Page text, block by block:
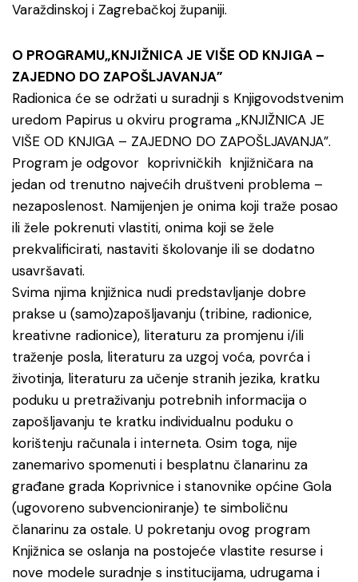
Varaždinskoj i Zagrebačkoj županiji.
O PROGRAMU„KNJIŽNICA JE VIŠE OD KNJIGA –
ZAJEDNO DO ZAPOŠLJAVANJA”
Radionica će se održati u suradnji s Knjigovodstvenim
uredom Papirus u okviru programa „KNJIŽNICA JE
VIŠE OD KNJIGA – ZAJEDNO DO ZAPOŠLJAVANJA”.
Program je odgovor koprivničkih knjižničara na
jedan od trenutno najvećih društveni problema –
nezaposlenost. Namijenjen je onima koji traže posao
ili žele pokrenuti vlastiti, onima koji se žele
prekvalificirati, nastaviti školovanje ili se dodatno
usavršavati.
Svima njima knjižnica nudi predstavljanje dobre
prakse u (samo)zapošljavanju (tribine, radionice,
kreativne radionice), literaturu za promjenu i/ili
traženje posla, literaturu za uzgoj voća, povrća i
životinja, literaturu za učenje stranih jezika, kratku
poduku u pretraživanju potrebnih informacija o
zapošljavanju te kratku individualnu poduku o
korištenju računala i interneta. Osim toga, nije
zanemarivo spomenuti i besplatnu članarinu za
građane grada Koprivnice i stanovnike općine Gola
(ugovoreno subvencioniranje) te simboličnu
članarinu za ostale. U pokretanju ovog program
Knjižnica se oslanja na postojeće vlastite resurse i
nove modele suradnje s institucijama, udrugama i